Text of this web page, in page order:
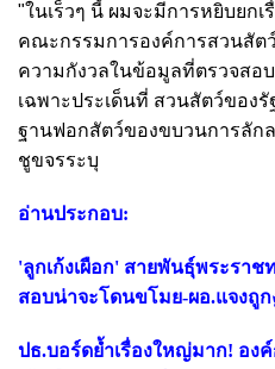
"ในเร็วๆ นี้ ผมจะมีการหยิบยก
คณะกรรมการองค์การสวนสัต
ความกังวลในข้อมูลที่ตรวจสอ
เฉพาะประเด็นที่ สวนสัตว์ของ
ฐานฟอกสัตว์ของขบวนการลัก
ชูขจรระบุ
อ่านประกอบ:
'ลูกเก้งเผือก' สายพันธุ์พระรา
สอบน่าจะโดนขโมย-ผอ.แจงถู
ปธ.บอร์ดย้ำเรื่องใหญ่มาก! อง